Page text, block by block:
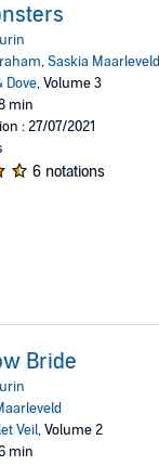
,Saskia Maarleveld
Dove, Volume 3
min
: 27/07/2021
6 notations
Bride
Veil, Volume 2
min